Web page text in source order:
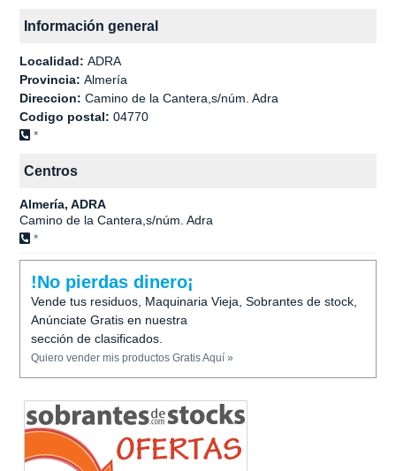
Información general
Localidad: ADRA
Provincia: Almería
Direccion: Camino de la Cantera,s/núm. Adra
Codigo postal: 04770
*
Centros
Almería, ADRA
Camino de la Cantera,s/núm. Adra
*
!No pierdas dinero¡
Vende tus residuos, Maquinaria Vieja, Sobrantes de stock,
Anúnciate Gratis en nuestra
sección de clasificados.
Quiero vender mis productos Gratis Aquí »